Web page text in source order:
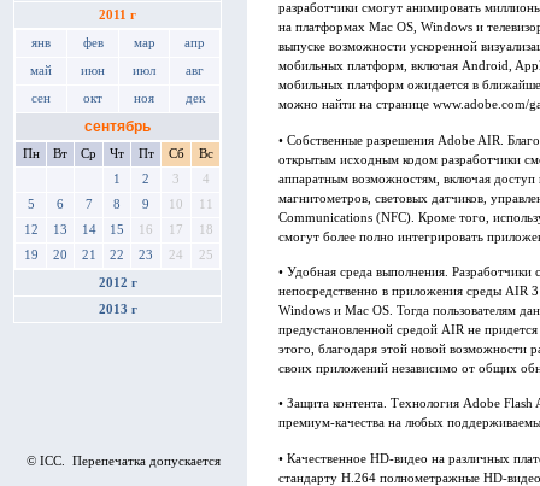
2011 г
янв фев мар апр
май июн июл авг
сен окт ноя дек
сентябрь
Пн Вт Ср Чт Пт Сб
Вс
1
2 3
4
5
6 7 8 9 10
11
12
13 14 15 16 17
18
19
20 21 22 23 24 25
2012 г
2013 г
© ICC. Перепечатка допускается
разработчики смогут анимировать
на платформах Mac OS, Windows и
выпуске возможности ускоренной
мобильных платформ, включая Android,
мобильных платформ ожидается в
можно найти на странице www.adobe.com/
• Собственные разрешения Adobe AIR.
открытым исходным кодом разработчики
аппаратным возможностям, включая доступ
магнитометров, световых датчиков,
Communications (NFC). Кроме того,
смогут более полно интегрировать
• Удобная среда выполнения. Разработчики
непосредственно в приложения среды AIR
Windows и Mac OS. Тогда пользователям
предустановленной средой AIR не
этого, благодаря этой новой возможности
своих приложений независимо от общих
• Защита контента. Технология Adobe
премиум-качества на любых
• Качественное HD-видео на различных
стандарту H.264 полнометражные HD-